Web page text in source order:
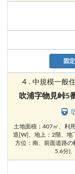
固
4 . 中規模一般
吹浦字物見峠5
土地面積：407㎡、利
造[W]、地上：2階、地
方位：南、前面道路
5.6分)